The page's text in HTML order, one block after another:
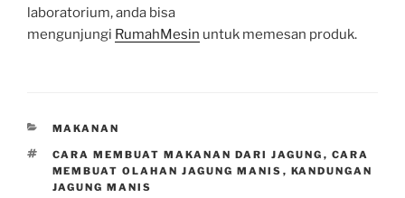
laboratorium, anda bisa
mengunjungi RumahMesin untuk memesan produk.
CATEGORIES
MAKANAN
TAGS
CARA MEMBUAT MAKANAN DARI JAGUNG , CARA
MEMBUAT OLAHAN JAGUNG MANIS , KANDUNGAN
JAGUNG MANIS